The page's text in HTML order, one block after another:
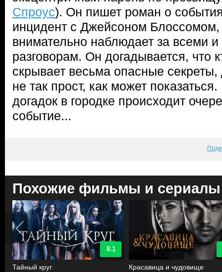
Спроус). Он пишет роман о
инцидент с Джейсоном Блоссомом,
внимательно наблюдает за всеми
разговорам. Он догадывается, что
скрывает весьма опасные
не так прост, как может
догадок в городке происходит
событие...
Похожие фильмы и сериалы
8.1
Тайный круг Красавица и чудовище